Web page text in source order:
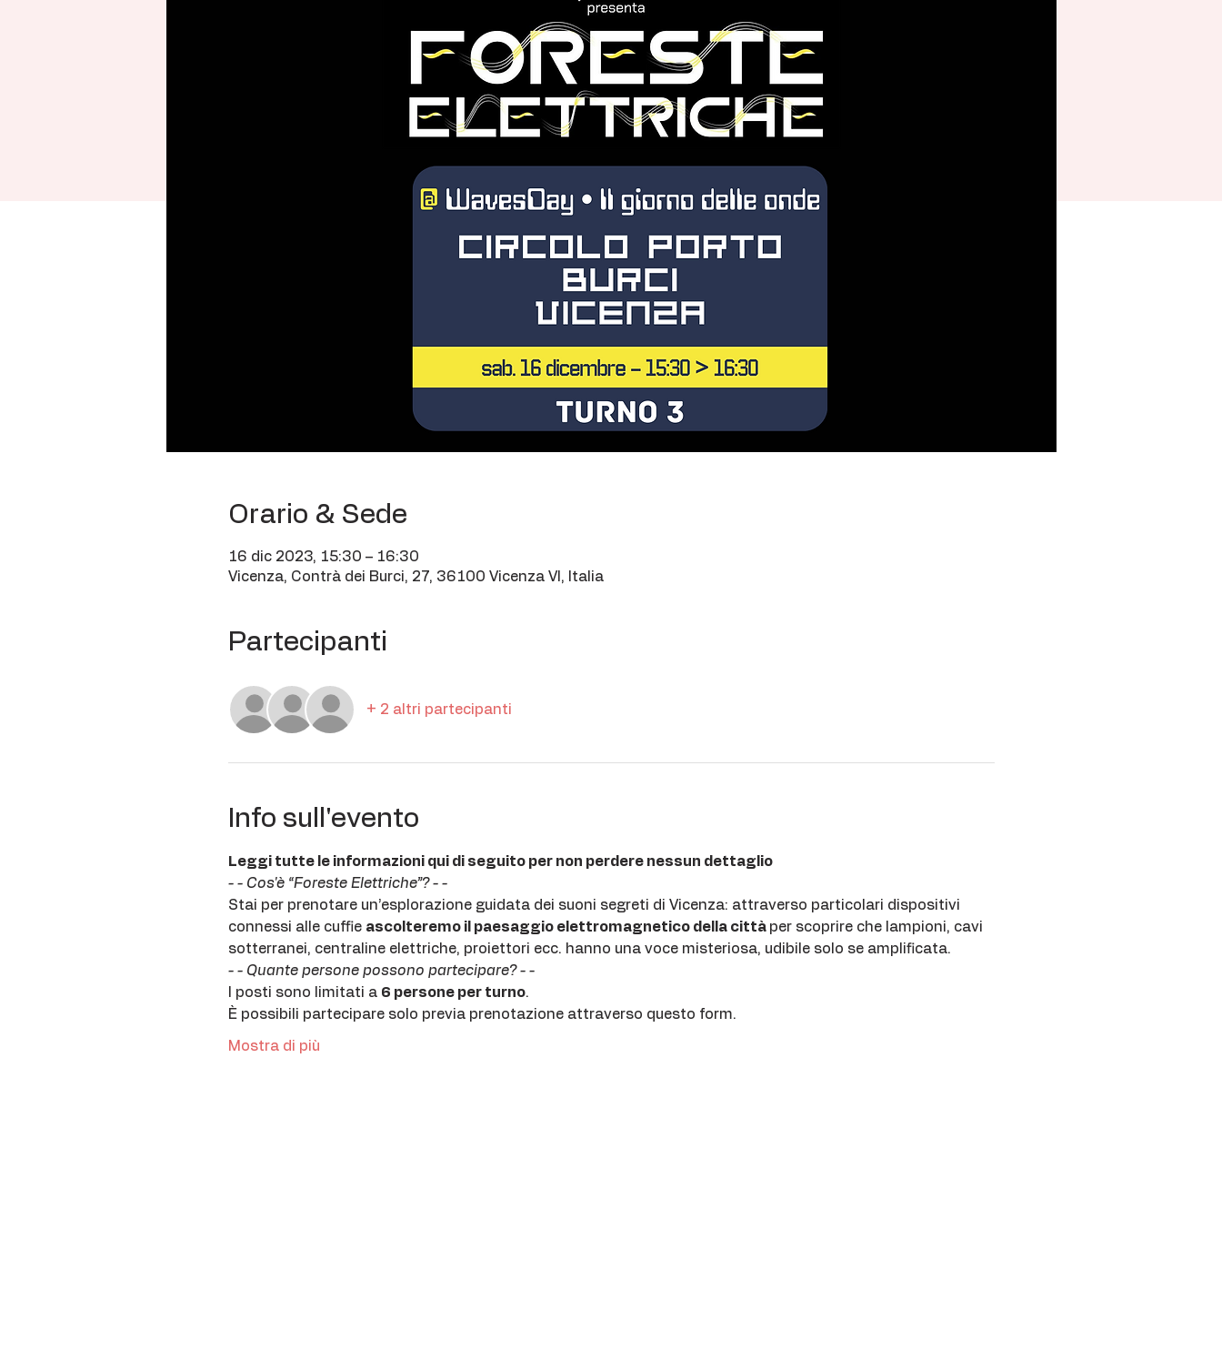
Orario & Sede
16 dic 2023, 15:30 – 16:30
Vicenza, Contrà dei Burci, 27, 36100 Vicenza VI, Italia
Partecipanti
+ 2 altri partecipanti
Info sull'evento
Leggi tutte le informazioni qui di seguito per non perdere nessun dettaglio
- - Cos'è “Foreste Elettriche”? - -
Stai per prenotare un’esplorazione guidata dei suoni segreti di Vicenza: attraverso particolari dispositivi
connessi alle cuffie ascolteremo il paesaggio elettromagnetico della città per scoprire che lampioni, cavi
sotterranei, centraline elettriche, proiettori ecc. hanno una voce misteriosa, udibile solo se amplificata.
- - Quante persone possono partecipare? - -
I posti sono limitati a 6 persone per turno.
È possibili partecipare solo previa prenotazione attraverso questo form.
Mostra di più